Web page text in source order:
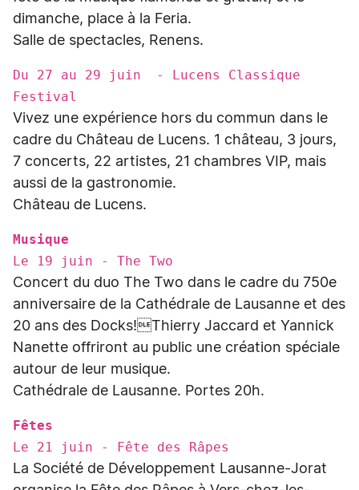
dimanche, place à la Feria.
Salle de spectacles, Renens.
Du 27 au 29 juin - Lucens Classique
Festival
Vivez une expérience hors du commun dans le
cadre du Château de Lucens. 1 château, 3 jours,
7 concerts, 22 artistes, 21 chambres VIP, mais
aussi de la gastronomie.
Château de Lucens.
Musique
Le 19 juin - The Two
Concert du duo The Two dans le cadre du 750e
anniversaire de la Cathédrale de Lausanne et des
20 ans des Docks!Thierry Jaccard et Yannick
Nanette offriront au public une création spéciale
autour de leur musique.
Cathédrale de Lausanne. Portes 20h.
Fêtes
Le 21 juin - Fête des Râpes
La Société de Développement Lausanne-Jorat